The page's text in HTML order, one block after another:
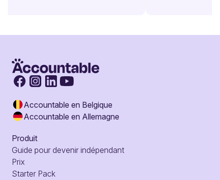
Accountable en Belgique
Accountable en Allemagne
Produit
Guide pour devenir indépendant
Prix
Starter Pack